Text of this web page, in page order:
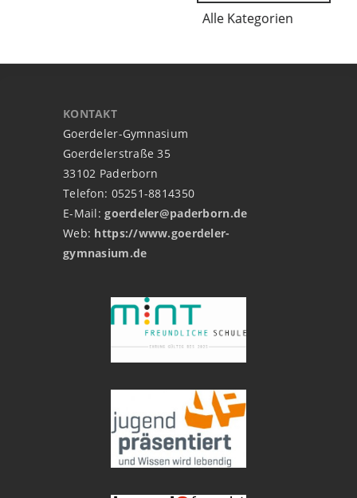
Alle Kategorien
KONTAKT
Goerdeler-Gymnasium
Goerdelerstraße 35
33102 Paderborn
Telefon: 05251-8814350
E-Mail:goerdeler@paderborn.de
Web: https://www.goerdeler-
gymnasium.de